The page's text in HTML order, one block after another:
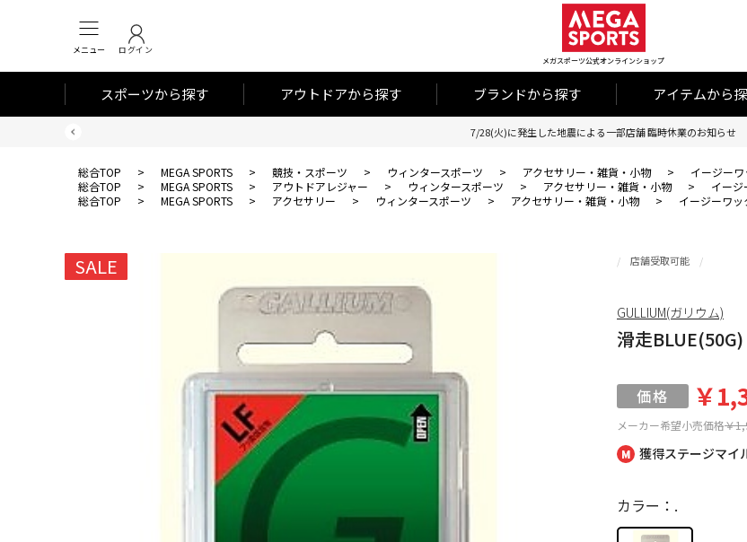
メニュー ログイン
メガスポーツ公式オンラインショップ
スポーツから探す アウトドアから探す ブランドから探す アイテムから
7/28(火)に発生した地震による一部店舗 臨時休業のお知らせ
総合TOP > MEGA SPORTS > 競技・スポーツ > ウィンタースポーツ > アクセサリー・雑貨・小物 > イージーワ
総合TOP
> MEGA SPORTS > アウトドアレジャー > ウィンタースポーツ > アクセサリー・雑貨・小物 > イージ
総合TOP
> MEGA SPORTS > アクセサリー > ウィンタースポーツ > アクセサリー・雑貨・小物 > イージーワッ
SALE
獲得ステージマイ
店舗受取可能
滑走BLUE(50G)
メーカー希望小売価格￥
￥
カラー：.
GULLIUM(ガリウム)